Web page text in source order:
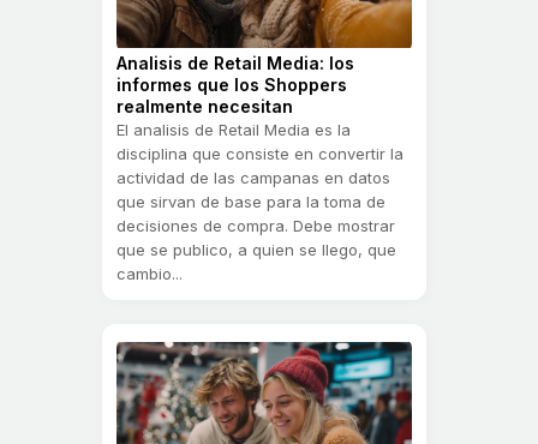
Analisis de Retail Media: los
informes que los Shoppers
realmente necesitan
El analisis de Retail Media es la
disciplina que consiste en convertir la
actividad de las campanas en datos
que sirvan de base para la toma de
decisiones de compra. Debe mostrar
que se publico, a quien se llego, que
cambio...